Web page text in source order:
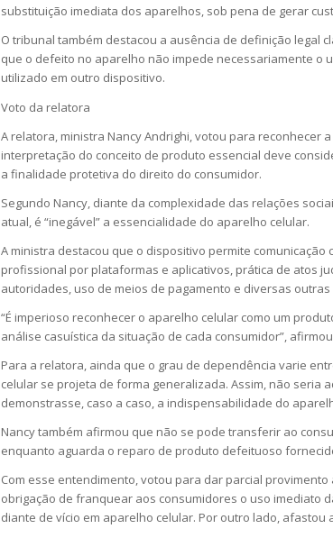
substituição imediata dos aparelhos, sob pena de gerar
O tribunal também destacou a ausência de definição legal
que o defeito no aparelho não impede necessariamente o
utilizado em outro dispositivo.
Voto da relatora
A relatora, ministra Nancy Andrighi, votou para reconhecer
interpretação do conceito de produto essencial deve
a finalidade protetiva do direito do consumidor.
Segundo Nancy, diante da complexidade das relações
atual, é “inegável” a essencialidade do aparelho celular.
A ministra destacou que o dispositivo permite comunicação
profissional por plataformas e aplicativos, prática de atos
autoridades, uso de meios de pagamento e diversas
“É imperioso reconhecer o aparelho celular como um
análise casuística da situação de cada consumidor”,
Para a relatora, ainda que o grau de dependência varie
celular se projeta de forma generalizada. Assim, não seria
demonstrasse, caso a caso, a indispensabilidade do
Nancy também afirmou que não se pode transferir ao
enquanto aguarda o reparo de produto defeituoso
Com esse entendimento, votou para dar parcial
obrigação de franquear aos consumidores o uso imediato
diante de vício em aparelho celular. Por outro lado, afastou